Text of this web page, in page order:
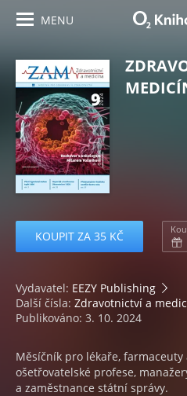
MENU
KOUPIT ZA 35 KČ
Vydavatel: EEZY Publishing
Další čísla: Zdravotnictví a
Publikováno: 3. 10. 2024
Měsíčník pro lékaře, farmaceuty
ošetřovatelské profese,
a zaměstnance státní správy.